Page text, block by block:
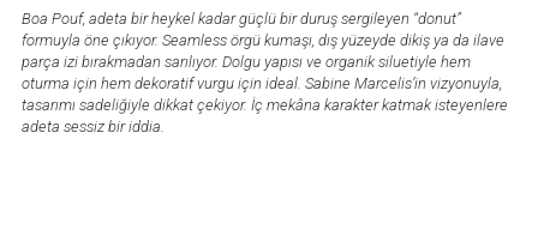
Boa Pouf, adeta bir heykel kadar güçlü bir duruş sergileyen “donut”
formuyla öne çıkıyor. Seamless örgü kumaşı, dış yüzeyde dikiş ya da ilave
parça izi bırakmadan sarılıyor. Dolgu yapısı ve organik siluetiyle hem
oturma için hem dekoratif vurgu için ideal. Sabine Marcelis’in vizyonuyla,
tasarımı sadeliğiyle dikkat çekiyor. İç mekâna karakter katmak isteyenlere
adeta sessiz bir iddia.